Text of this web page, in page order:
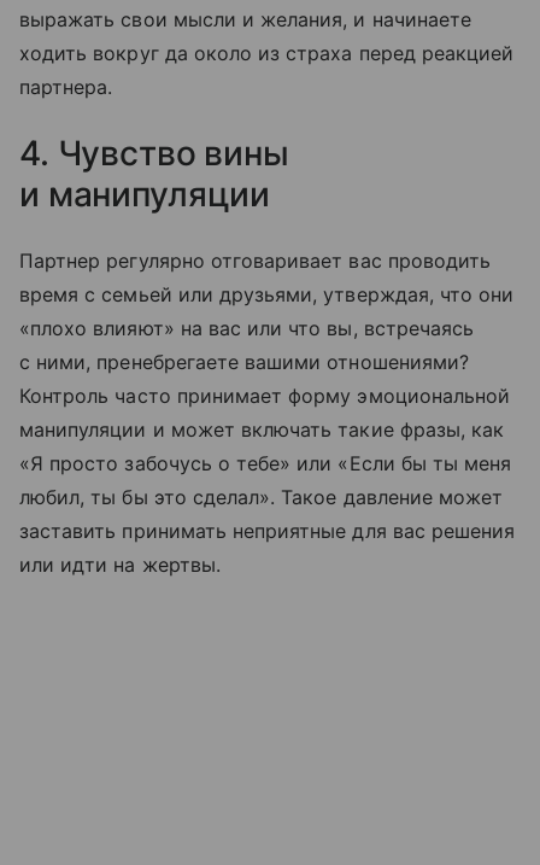
выражать свои мысли и желания, и начинаете
ходить вокруг да около из страха перед реакцией
партнера.
4. Чувство вины
и манипуляции
Партнер регулярно отговаривает вас проводить
время с семьей или друзьями, утверждая, что они
«плохо влияют» на вас или что вы, встречаясь
с ними, пренебрегаете вашими отношениями?
Контроль часто принимает форму эмоциональной
манипуляции и может включать такие фразы, как
«Я просто забочусь о тебе» или «Если бы ты меня
любил, ты бы это сделал». Такое давление может
заставить принимать неприятные для вас решения
или идти на жертвы.